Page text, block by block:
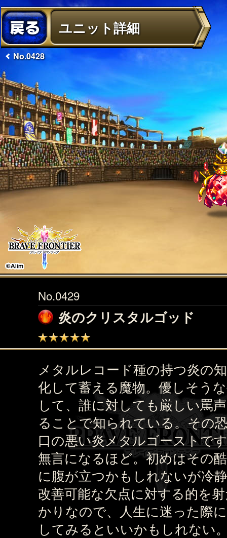
ユニット詳細
No.0428
No.0429
炎のクリスタルゴッド
メタルレコード種の持つ炎の
化して蓄える魔物。優しそう
して、誰に対しても厳しい罵
ることで知られている。その
口の悪い炎メタルゴーストで
無言になるほど。初めはその
に腹が立つかもしれないが冷
改善可能な欠点に対する的を
かりなので、人生に迷った際
してみるといいかもしれない